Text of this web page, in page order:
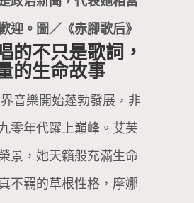
迎。圖／《赤腳歌后》
的不只是歌詞，
的生命故事
音樂開始蓬勃發展，非
零年代躍上巔峰。艾芙
景，她天籟般充滿生命
不羈的草根性格，摩娜